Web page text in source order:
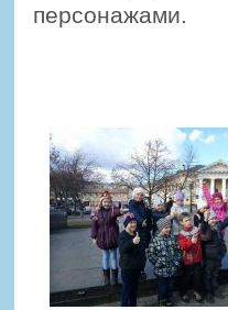
персонажами.